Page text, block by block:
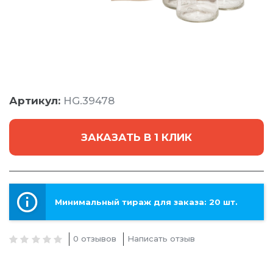
Артикул: HG.39478
ЗАКАЗАТЬ В 1 КЛИК
Минимальный тираж для заказа: 20 шт.
0 отзывов Написать отзыв